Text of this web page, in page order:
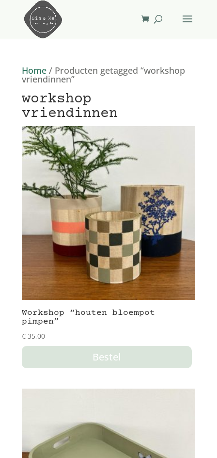
Home/ Producten getagged “workshop
vriendinnen”
workshop
vriendinnen
Workshop “houten bloempot
pimpen”
€35,00
Bestel